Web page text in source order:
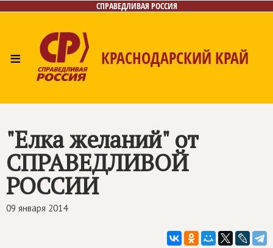
СПРАВЕДЛИВАЯ РОССИЯ
≡ КРАСНОДАРСКИЙ КРАЙ
Контакты
"Елка желаний" от
СПРАВЕДЛИВОЙ
РОССИИ
09 января 2014